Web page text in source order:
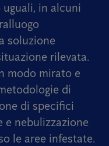
in alcuni
soluzione
rilevata.
modo mirato e
di
di specifici
e nebulizzazione
le aree infestate.